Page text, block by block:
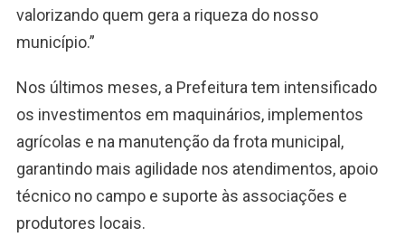
valorizando quem gera a riqueza do nosso
município.”
Nos últimos meses, a Prefeitura tem intensificado
os investimentos em maquinários, implementos
agrícolas e na manutenção da frota municipal,
garantindo mais agilidade nos atendimentos, apoio
técnico no campo e suporte às associações e
produtores locais.